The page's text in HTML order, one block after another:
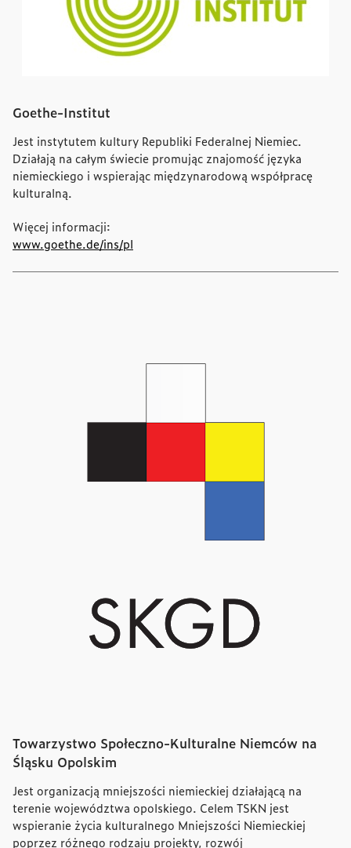
Goethe-Institut
Jest instytutem kultury Republiki Federalnej Niemiec.
Działają na całym świecie promując znajomość języka
niemieckiego i wspierając międzynarodową współpracę
kulturalną.
Więcej informacji:
www.goethe.de/ins/pl
Towarzystwo Społeczno-Kulturalne Niemców na
Śląsku Opolskim
Jest organizacją mniejszości niemieckiej działającą na
terenie województwa opolskiego. Celem TSKN jest
wspieranie życia kulturalnego Mniejszości Niemieckiej
poprzez różnego rodzaju projekty, rozwój